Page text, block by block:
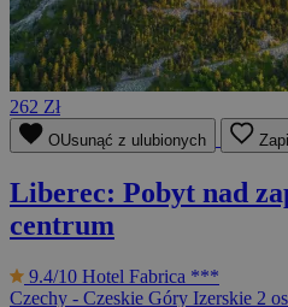
262 Zł
OUsunąć z ulubionych
Liberec: Pobyt nad
centrum
9.4/10 Hotel Fabrica ***
Czechy - Czeskie Góry Izerskie 2